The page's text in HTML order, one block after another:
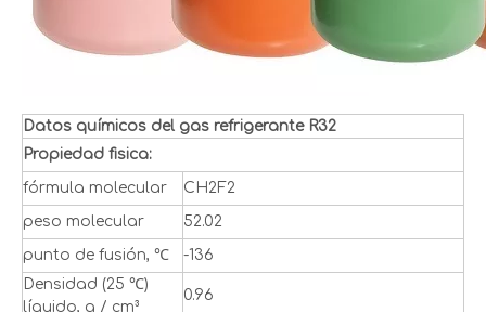
Datos químicos del gas refrigerante R32
Propiedad fisica:
fórmula molecular CH2F2
peso molecular 52.02
punto de fusión, ℃
-136
Densidad (25 ℃)
líquido, g / cm³
0.96